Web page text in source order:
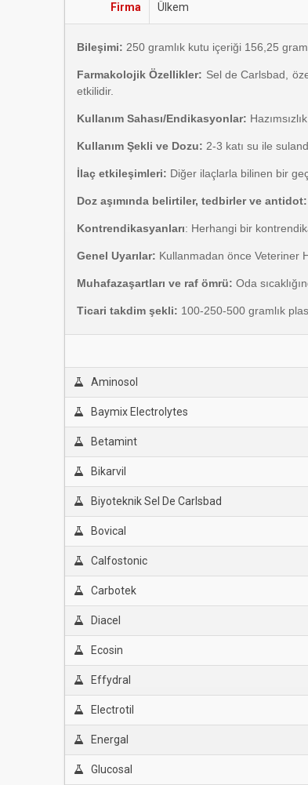
Firma Ülkem
Bileşimi: 250 gramlık kutu içeriği 156,25
Farmakolojik Özellikler: Sel de Carlsbad,
etkilidir.
Kullanım Sahası/Endikasyonlar:
Kullanım Şekli ve Dozu: 2-3 katı su ile
İlaç etkileşimleri: Diğer ilaçlarla bilinen bir
Doz aşımında belirtiler, tedbirler ve antidot:
Kontrendikasyanları: Herhangi bir
Genel Uyarılar: Kullanmadan önce Veteriner
Muhafazaşartları ve raf ömrü: Oda
Ticari takdim şekli: 100-250-500 gramlık
Aminosol
Baymix Electrolytes
Betamint
Bikarvil
Biyoteknik Sel De Carlsbad
Bovical
Calfostonic
Carbotek
Diacel
Ecosin
Effydral
Electrotil
Energal
Glucosal